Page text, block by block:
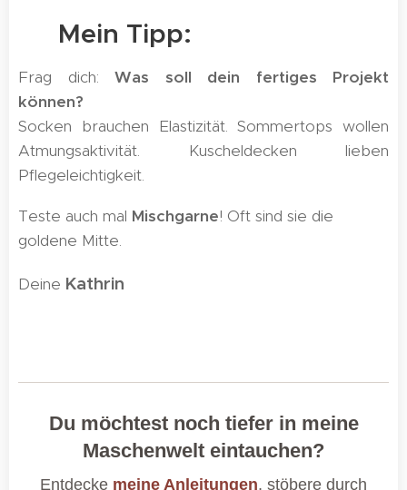
🌟 Mein Tipp:
Frag dich: Was soll dein fertiges Projekt
können?
Socken brauchen Elastizität. Sommertops wollen
Atmungsaktivität. Kuscheldecken lieben
Pflegeleichtigkeit.
Teste auch mal Mischgarne! Oft sind sie die
goldene Mitte.
Deine Kathrin
Du möchtest noch tiefer in meine
Maschenwelt eintauchen?
Entdecke meine Anleitungen, stöbere durch